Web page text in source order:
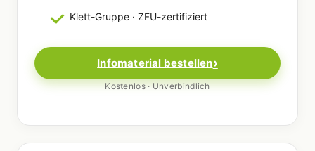
Klett-Gruppe · ZFU-zertifiziert
Infomaterial bestellen
Kostenlos · Unverbindlich